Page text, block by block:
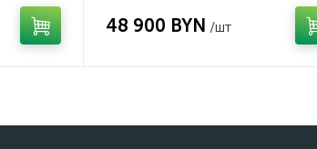
48 900 BYN /шт